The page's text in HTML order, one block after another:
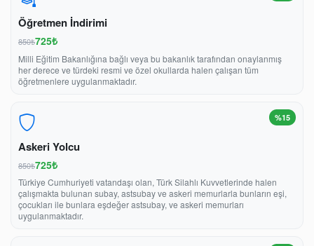
Öğretmen İndirimi
850₺725₺
Milli Eğitim Bakanlığına bağlı veya bu bakanlık tarafından onaylanmış
her derece ve türdeki resmi ve özel okullarda halen çalışan tüm
öğretmenlere uygulanmaktadır.
%15
Askeri Yolcu
850₺725₺
Türkiye Cumhuriyeti vatandaşı olan, Türk Silahlı Kuvvetlerinde halen
çalışmakta bulunan subay, astsubay ve askeri memurlarla bunların eşi,
çocukları ile bunlara eşdeğer astsubay, ve askeri memurları
uygulanmaktadır.